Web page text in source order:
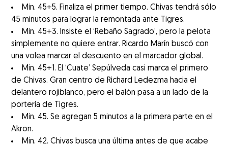
Min. 45+5. Finaliza el primer tiempo. Chivas tendrá sólo
45 minutos para lograr la remontada ante Tigres.
Min. 45+3. Insiste el ‘Rebaño Sagrado’, pero la pelota
simplemente no quiere entrar. Ricardo Marín buscó con
una volea marcar el descuento en el marcador global.
Min. 45+1. El ‘Cuate’ Sepúlveda casi marca el primero
de Chivas. Gran centro de Richard Ledezma hacia el
delantero rojiblanco, pero el balón pasa a un lado de la
portería de Tigres.
Min. 45. Se agregan 5 minutos a la primera parte en el
Akron.
Min. 42. Chivas busca una última antes de que acabe